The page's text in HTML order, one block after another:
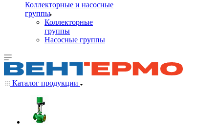
Коллекторные и насосные
группы
Коллекторные
группы
Насосные группы
Каталог продукции